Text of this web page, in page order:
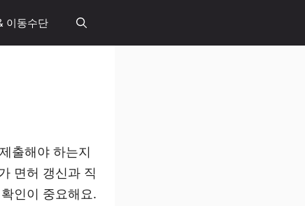
이동수단
출해야 하는지
면허 갱신과 직
인이 중요해요.